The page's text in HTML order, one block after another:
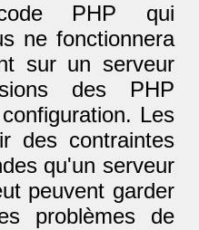
PHP qui
ne fonctionnera
sur un serveur
des PHP
Les
des contraintes
qu'un serveur
peuvent garder
problèmes de